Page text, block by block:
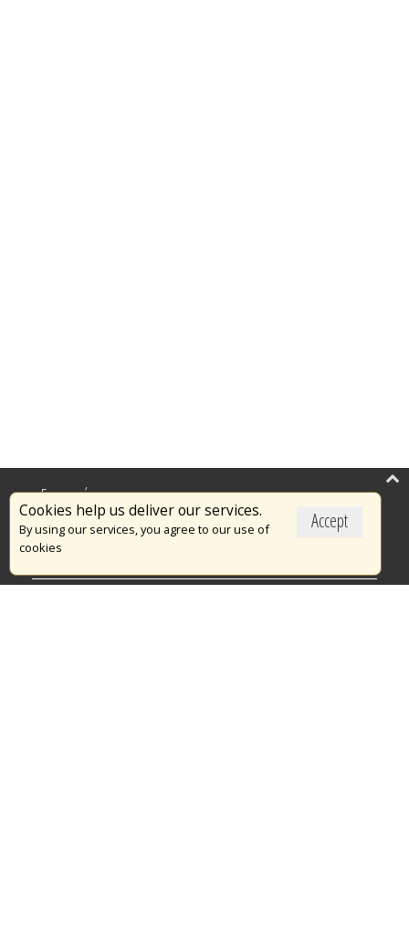
Accept
Cookies help us deliver our services.
By using our services, you agree to our use of
cookies
Επικαιρότητα
Το Πυροσβεστικό Σώμα